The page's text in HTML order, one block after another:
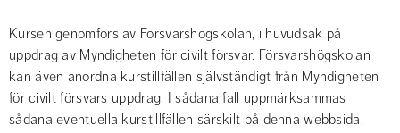
Kursen genomförs av Försvarshögskolan, i huvudsak på
uppdrag av Myndigheten för civilt försvar. Försvarshögskolan
kan även anordna kurstillfällen självständigt från Myndigheten
för civilt försvars uppdrag. I sådana fall uppmärksammas
sådana eventuella kurstillfällen särskilt på denna webbsida.